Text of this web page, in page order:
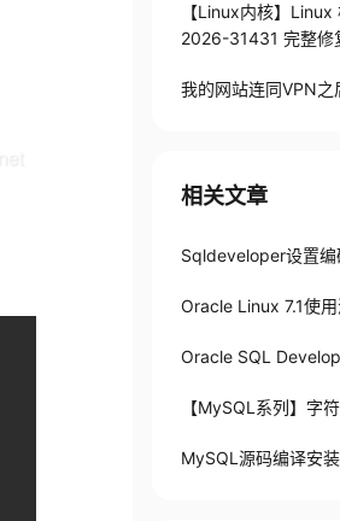
【Linux内核】
2026-31431 完整修
我的网站连同VPN
相关文章
Sqldeveloper设置编
Oracle Linux 7.1使
Oracle SQL
【MySQL系列】字
MySQL源码编译安装